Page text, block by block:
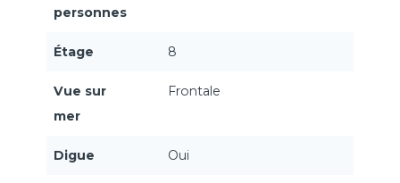
personnes
Étage 8
Vue sur
mer
Frontale
Digue Oui